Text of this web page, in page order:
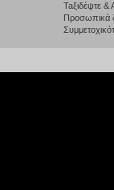
Taξιδέψτε
Προσωπικά